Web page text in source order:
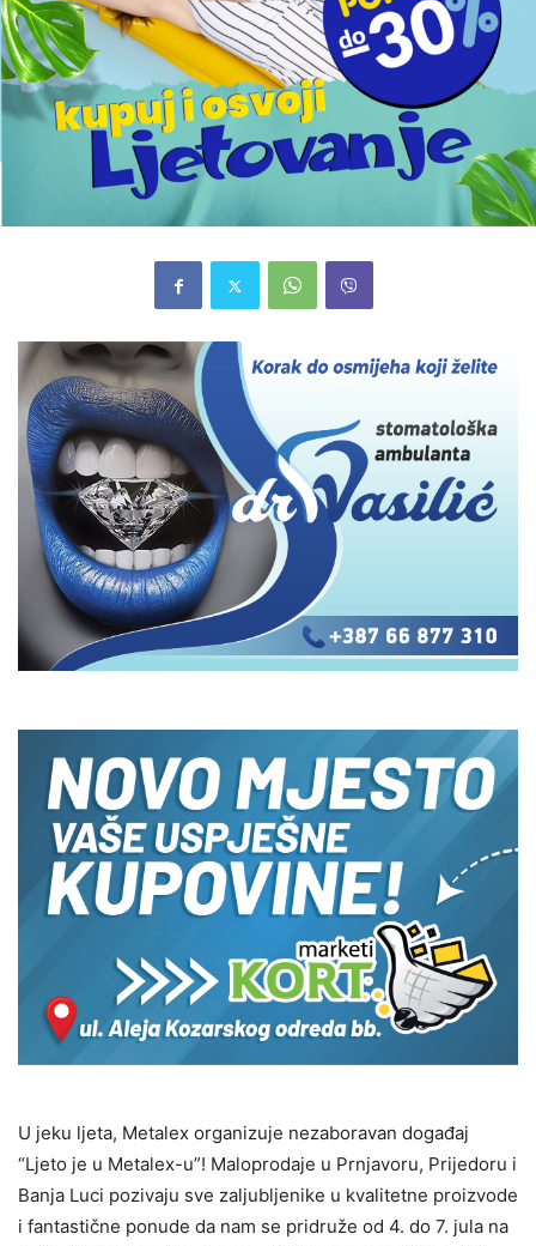
U jeku ljeta, Metalex organizuje nezaboravan događaj
“Ljeto je u Metalex-u”! Maloprodaje u Prnjavoru, Prijedoru i
Banja Luci pozivaju sve zaljubljenike u kvalitetne proizvode
i fantastične ponude da nam se pridruže od 4. do 7. jula na